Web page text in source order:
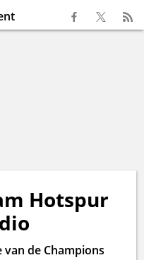
Hotspur
van de Champions